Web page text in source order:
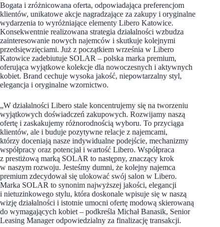
Bogata i zróżnicowana oferta, odpowiadająca preferencjom
klientów, unikatowe akcje nagradzające za zakupy i oryginalne
wydarzenia to wyróżniające elementy Libero Katowice.
Konsekwentnie realizowana strategia działalności wzbudza
zainteresowanie nowych najemców i skutkuje kolejnymi
przedsięwzięciami. Już z początkiem września w Libero
Katowice zadebiutuje SOLAR – polska marka premium,
oferująca wyjątkowe kolekcje dla nowoczesnych i aktywnych
kobiet. Brand cechuje wysoka jakość, niepowtarzalny styl,
elegancja i oryginalne wzornictwo.
„W działalności Libero stale koncentrujemy się na tworzeniu
wyjątkowych doświadczeń zakupowych. Rozwijamy naszą
ofertę i zaskakujemy różnorodnością wyboru. To przyciąga
klientów, ale i buduje pozytywne relacje z najemcami,
którzy doceniają nasze indywidualne podejście, mechanizmy
współpracy oraz potencjał i wartość Libero. Współpraca
z prestiżową marką SOLAR to następny, znaczący krok
w naszym rozwoju. Jesteśmy dumni, że kolejny najemca
premium zdecydował się ulokować swój salon w Libero.
Marka SOLAR to synonim najwyższej jakości, elegancji
i nietuzinkowego stylu, która doskonale wpisuje się w naszą
wizję działalności i istotnie umocni ofertę modową skierowaną
do wymagających kobiet – podkreśla Michał Banasik, Senior
Leasing Manager odpowiedzialny za finalizację transakcji.